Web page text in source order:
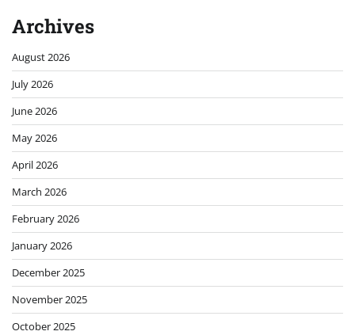
Archives
August 2026
July 2026
June 2026
May 2026
April 2026
March 2026
February 2026
January 2026
December 2025
November 2025
October 2025